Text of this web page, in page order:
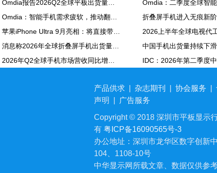
产品供求 杂志期刊 协会服务
声明
广告服务
Copyright © 2018 深圳市平板显示
有 粤ICP备16090565号-3
办公地址：深圳市龙华区数字创新
104、1108-10号
中华显示网所载文章、数据仅供参